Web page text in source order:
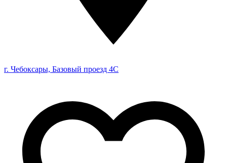
г. Чебоксары, Базовый проезд 4С